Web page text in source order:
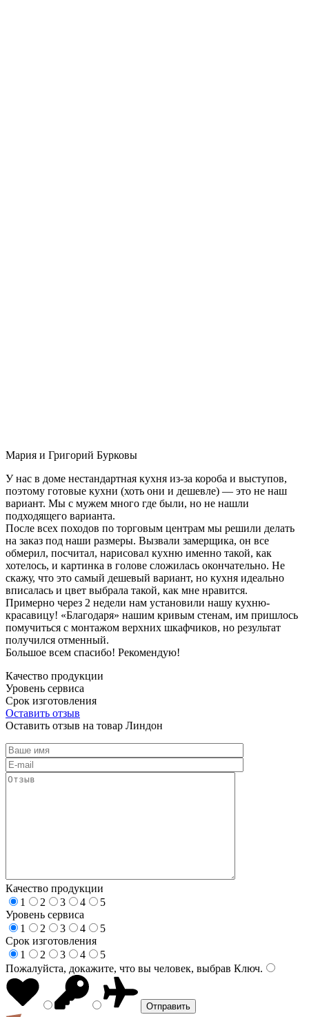
Мария и Григорий Бурковы
У нас в доме нестандартная кухня из-за короба и выступов,
поэтому готовые кухни (хоть они и дешевле) — это не наш
вариант. Мы с мужем много где были, но не нашли
подходящего варианта.
После всех походов по торговым центрам мы решили делать
на заказ под наши размеры. Вызвали замерщика, он все
обмерил, посчитал, нарисовал кухню именно такой, как
хотелось, и картинка в голове сложилась окончательно. Не
скажу, что это самый дешевый вариант, но кухня идеально
вписалась и цвет выбрала такой, как мне нравится.
Примерно через 2 недели нам установили нашу кухню-
красавицу! «Благодаря» нашим кривым стенам, им пришлось
помучиться с монтажом верхних шкафчиков, но результат
получился отменный.
Большое всем спасибо! Рекомендую!
Качество продукции
Уровень сервиса
Срок изготовления
Оставить отзыв
Оставить отзыв на товар Линдон
Качество продукции
1
2 3 4
5
Уровень сервиса
1
2 3 4
5
Срок изготовления
1
2 3 4
5
Пожалуйста, докажите, что вы человек, выбрав Ключ.